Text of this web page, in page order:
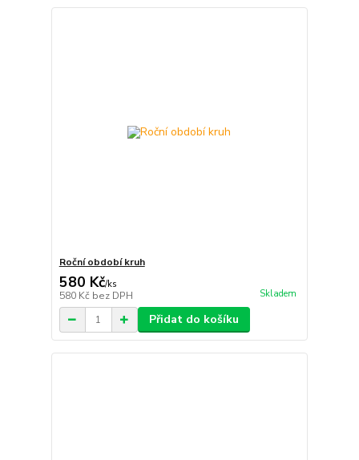
Roční období kruh
580 Kč/ks
580 Kč bez DPH Skladem
Přidat do košíku